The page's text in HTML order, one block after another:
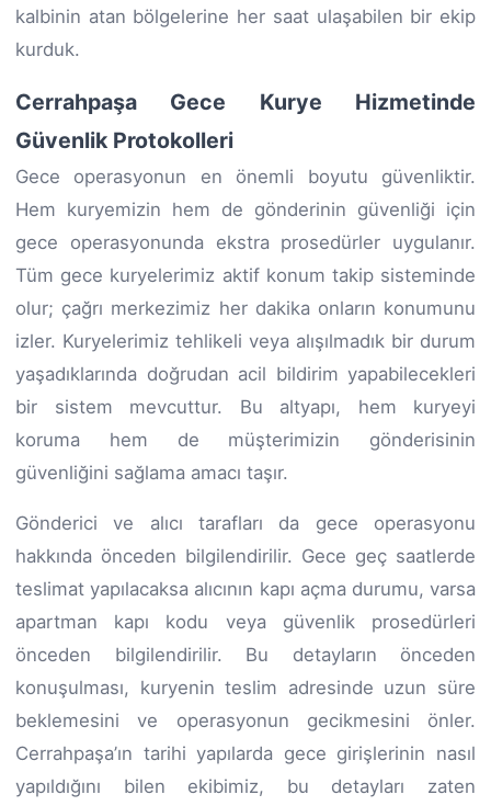
kalbinin atan bölgelerine her saat ulaşabilen bir ekip
kurduk.
Cerrahpaşa Gece Kurye Hizmetinde
Güvenlik Protokolleri
Gece operasyonun en önemli boyutu güvenliktir.
Hem kuryemizin hem de gönderinin güvenliği için
gece operasyonunda ekstra prosedürler uygulanır.
Tüm gece kuryelerimiz aktif konum takip sisteminde
olur; çağrı merkezimiz her dakika onların konumunu
izler. Kuryelerimiz tehlikeli veya alışılmadık bir durum
yaşadıklarında doğrudan acil bildirim yapabilecekleri
bir sistem mevcuttur. Bu altyapı, hem kuryeyi
koruma hem de müşterimizin gönderisinin
güvenliğini sağlama amacı taşır.
Gönderici ve alıcı tarafları da gece operasyonu
hakkında önceden bilgilendirilir. Gece geç saatlerde
teslimat yapılacaksa alıcının kapı açma durumu, varsa
apartman kapı kodu veya güvenlik prosedürleri
önceden bilgilendirilir. Bu detayların önceden
konuşulması, kuryenin teslim adresinde uzun süre
beklemesini ve operasyonun gecikmesini önler.
Cerrahpaşa’ın tarihi yapılarda gece girişlerinin nasıl
yapıldığını bilen ekibimiz, bu detayları zaten